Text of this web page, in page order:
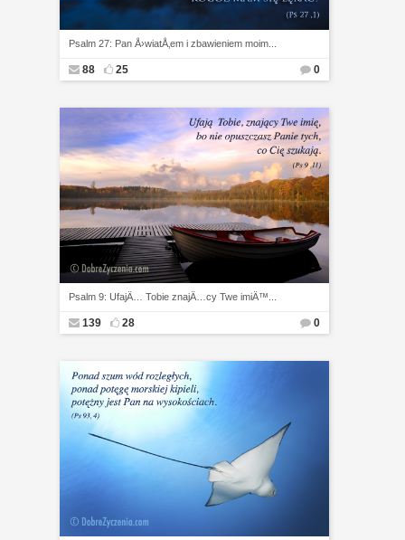
Psalm 27: Pan Å›wiatÅ‚em i zbawieniem moim...
88 25 0
Psalm 9: UfajÄ… Tobie znajÄ…cy Twe imiÄ™...
139 28 0